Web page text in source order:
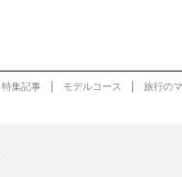
特集記事 モデルコース 旅行の